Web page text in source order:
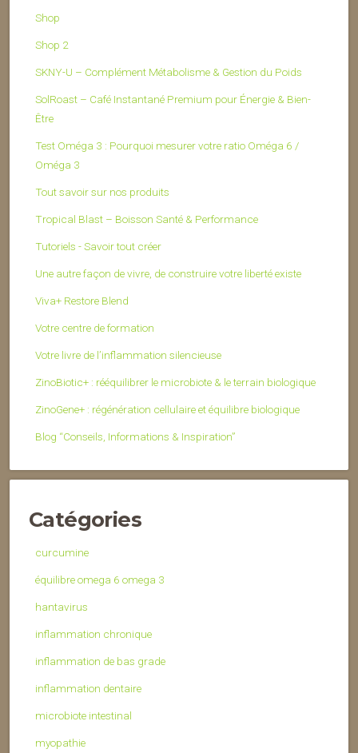
Shop
Shop 2
SKNY-U – Complément Métabolisme & Gestion du Poids
SolRoast – Café Instantané Premium pour Énergie & Bien-
Être
Test Oméga 3 : Pourquoi mesurer votre ratio Oméga 6 /
Oméga 3
Tout savoir sur nos produits
Tropical Blast – Boisson Santé & Performance
Tutoriels - Savoir tout créer
Une autre façon de vivre, de construire votre liberté existe
Viva+ Restore Blend
Votre centre de formation
Votre livre de l’inflammation silencieuse
ZinoBiotic+ : rééquilibrer le microbiote & le terrain biologique
ZinoGene+ : régénération cellulaire et équilibre biologique
Blog “Conseils, Informations & Inspiration”
Catégories
curcumine
équilibre omega 6 omega 3
hantavirus
inflammation chronique
inflammation de bas grade
inflammation dentaire
microbiote intestinal
myopathie